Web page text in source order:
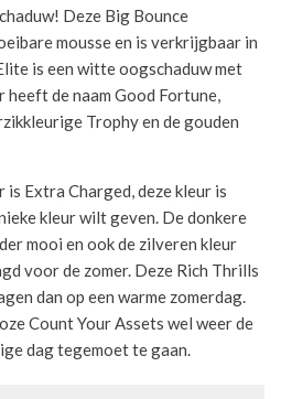
Deze Big Bounce
mousse en is verkrijgbaar in
is een witte oogschaduw met
heeft de naam Good Fortune,
Trophy en de gouden
Extra Charged, deze kleur is
kleur wilt geven. De donkere
mooi en ook de zilveren kleur
voor de zomer. Deze Rich Thrills
dan op een warme zomerdag.
Count Your Assets wel weer de
dag tegemoet te gaan.